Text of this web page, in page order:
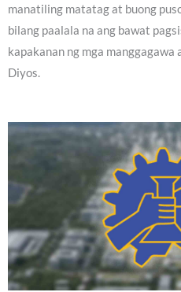
manatiling matatag at buong
bilang paalala na ang bawat
kapakanan ng mga manggagawa
Diyos.